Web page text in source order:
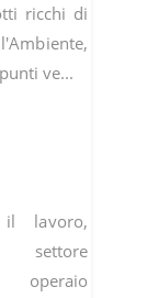
ricchi di
ve...
il lavoro,
settore